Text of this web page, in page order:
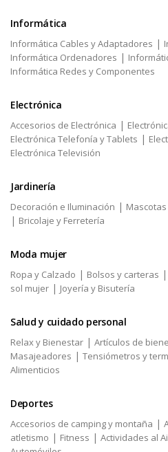
Informática
Informática Cables y Adaptadores |
Informática Ordenadores |
Informática Redes y Componentes
Electrónica
Accesorios de Electrónica |
Electrónica Telefonía y Tablets |
Electrónica Televisión
Jardinería
Decoración e Iluminación | Mascotas
| Bricolaje y Ferretería
Moda mujer
Ropa y Calzado | Bolsos y carteras |
sol mujer | Joyería y Bisutería
Salud y cuidado personal
Relax y Bienestar | Artículos de
Masajeadores | Tensiómetros y
Alimenticios
Deportes
Accesorios de camping y montaña |
atletismo | Fitness | Actividades al